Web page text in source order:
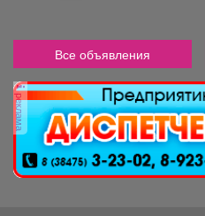
Все объявления
реклама